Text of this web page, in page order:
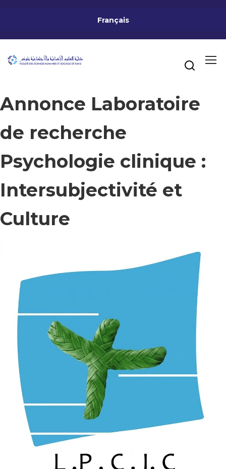
Français
Annonce Laboratoire
de recherche
Psychologie clinique :
Intersubjectivité et
Culture